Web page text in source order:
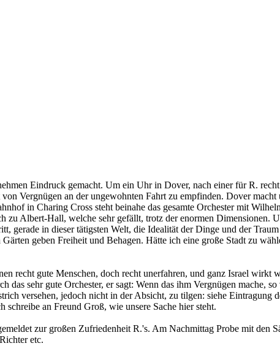
Eindruck gemacht. Um ein Uhr in Dover, nach einer für R.
Vergnügen an der ungewohnten Fahrt zu empfinden. Dover
in Charing Cross steht beinahe das gesamte Orchester mit
Albert-Hall, welche sehr gefällt, trotz der enormen Dimensionen.
in dieser tätigsten Welt, die Idealität der Dinge und der Traum
geben Freiheit und Behagen. Hätte ich eine große Stadt zu
recht gute Menschen, doch recht unerfahren, und ganz Israel wirkt
sehr gute Orchester, er sagt: Wenn das ihm Vergnügen mache,
versehen, jedoch nicht in der Absicht, zu tilgen: siehe Eintragung
an Freund Groß, wie unsere Sache hier steht.
zur großen Zufriedenheit R.'s. Am Nachmittag Probe mit den
etc.